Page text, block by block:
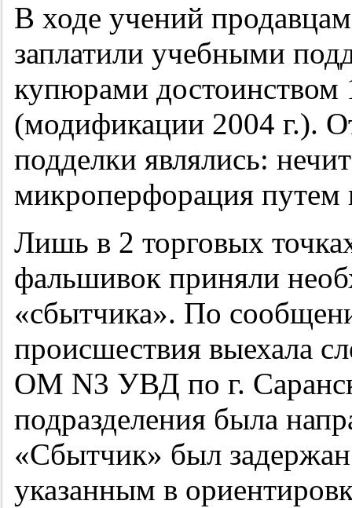
В ходе учений
заплатили учебными
купюрами достоинством
(модификации 2004 г.).
подделки являлись:
микроперфорация путем
Лишь в 2 торговых
фальшивок приняли
«сбытчика». По
происшествия выехала
ОМ N3 УВД по г.
подразделения была
«Сбытчик» был
указанным в